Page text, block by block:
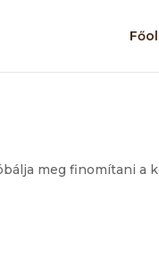
meg finomítani a